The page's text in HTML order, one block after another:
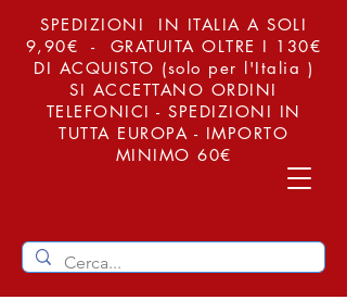
SPEDIZIONI IN ITALIA A SOLI
9,90€ - GRATUITA OLTRE I 130€
DI ACQUISTO (solo per l'Italia )
SI ACCETTANO ORDINI
TELEFONICI - SPEDIZIONI IN
TUTTA EUROPA - IMPORTO
MINIMO 60€